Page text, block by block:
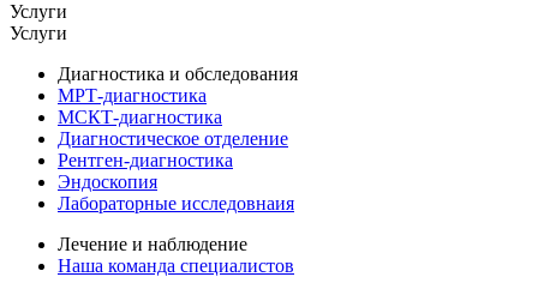
Услуги
Услуги
Диагностика и обследования
МРТ-диагностика
МСКТ-диагностика
Диагностическое отделение
Рентген-диагностика
Эндоскопия
Лабораторные исследовнаия
Лечение и наблюдение
Наша команда специалистов